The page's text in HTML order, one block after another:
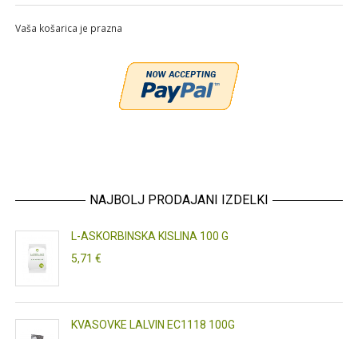
Vaša košarica je prazna
NAJBOLJ PRODAJANI IZDELKI
L-ASKORBINSKA KISLINA 100 G
5,71 €
KVASOVKE LALVIN EC1118 100G